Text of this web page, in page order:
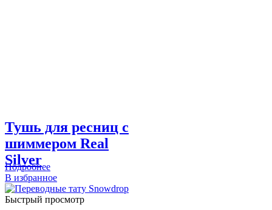
Тушь для ресниц с
шиммером Real
Silver
Подробнее
В избранное
Быстрый просмотр